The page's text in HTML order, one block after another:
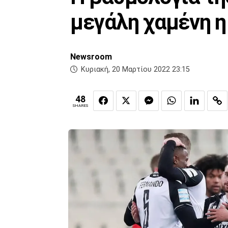
μεγάλη χαμένη
Newsroom
Κυριακή, 20 Μαρτίου 2022 23:15
48
SHARES